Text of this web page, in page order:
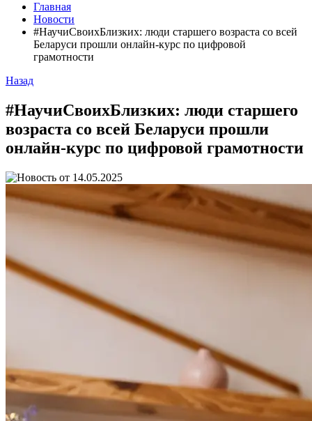
Главная
Новости
#НаучиСвоихБлизких: люди старшего возраста со всей
Беларуси прошли онлайн-курс по цифровой
грамотности
Назад
#НаучиСвоихБлизких: люди старшего
возраста со всей Беларуси прошли
онлайн-курс по цифровой грамотности
14.05.2025